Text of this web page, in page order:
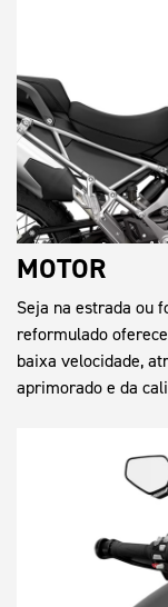
MOTOR
Seja na estrada ou
reformulado
baixa velocidade,
aprimorado e da